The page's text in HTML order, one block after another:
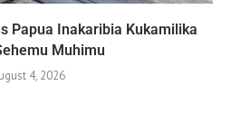
Papua Inakaribia Kukamilika
Muhimu
4, 2026